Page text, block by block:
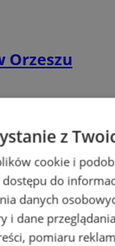
Orzeszu
Orzeszez
cookie i
do
danych
i dane
pomiaru